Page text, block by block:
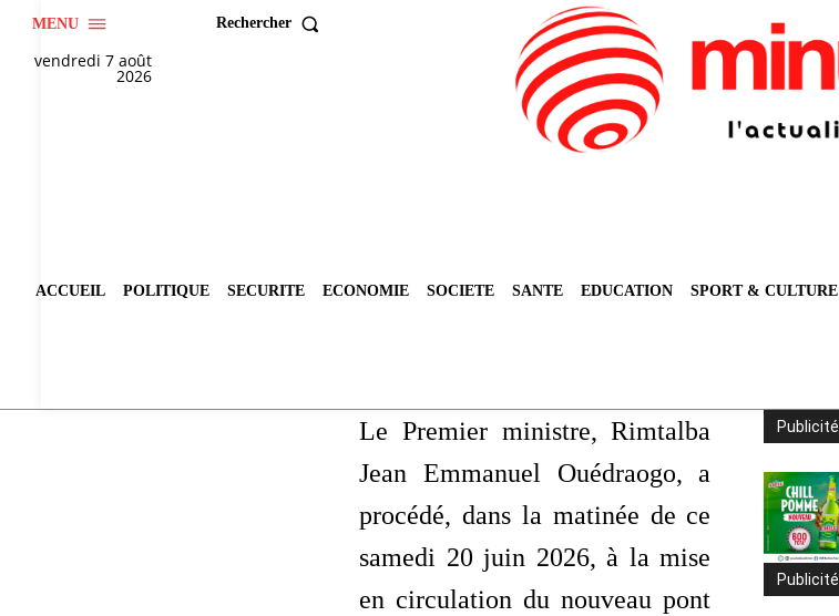
MENU Rechercher
vendredi 7 août
2026
ACCUEIL POLITIQUE SECURITE ECONOMIE SOCIETE SANTE EDUCATION SPORT & CULTURE
Le Premier ministre, Rimtalba
Jean Emmanuel Ouédraogo, a
procédé, dans la matinée de ce
samedi 20 juin 2026, à la mise
en circulation du nouveau pont
Publicité
Publicité